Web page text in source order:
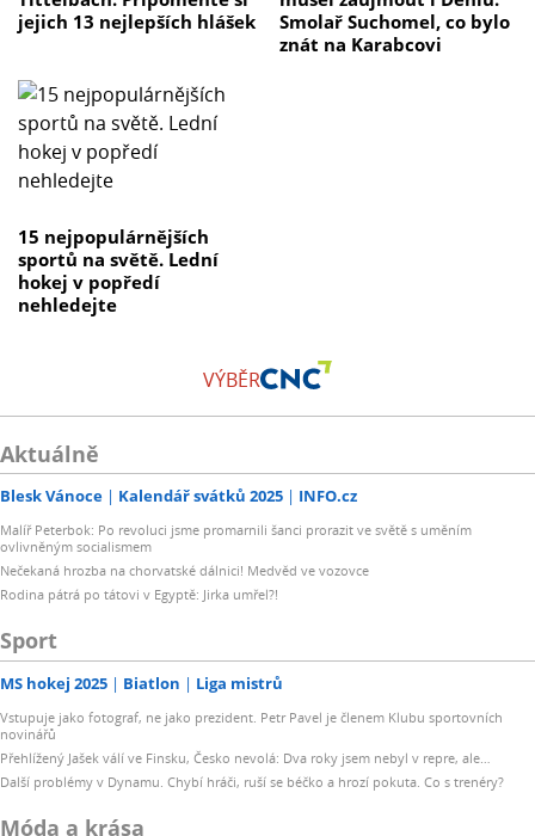
jejich 13 nejlepších hlášek
Smolař Suchomel, co bylo
znát na Karabcovi
15 nejpopulárnějších
sportů na světě. Lední
hokej v popředí
nehledejte
VÝBĚR
Aktuálně
Blesk Vánoce Kalendář svátků 2025 INFO.cz
Malíř Peterbok: Po revoluci jsme promarnili šanci prorazit ve světě s uměním
ovlivněným socialismem
Nečekaná hrozba na chorvatské dálnici! Medvěd ve vozovce
Rodina pátrá po tátovi v Egyptě: Jirka umřel?!
Sport
MS hokej 2025 Biatlon Liga mistrů
Vstupuje jako fotograf, ne jako prezident. Petr Pavel je členem Klubu sportovních
novinářů
Přehlížený Jašek válí ve Finsku, Česko nevolá: Dva roky jsem nebyl v repre, ale…
Další problémy v Dynamu. Chybí hráči, ruší se béčko a hrozí pokuta. Co s trenéry?
Móda a krása